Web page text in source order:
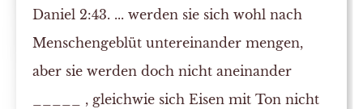
Daniel 2:43. ... werden sie sich wohl nach
Menschengeblüt untereinander mengen,
aber sie werden dochnicht aneinander
_____ , gleichwie sich Eisen mit Ton nicht